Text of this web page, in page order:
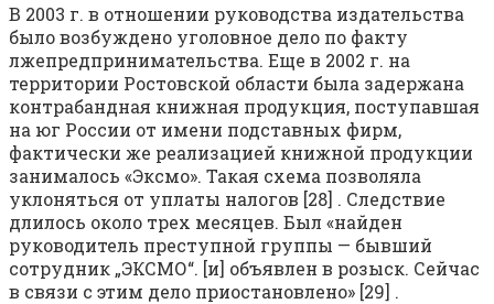
В 2003 г. в отношении руководства издательства
было возбуждено уголовное дело по факту
лжепредпринимательства. Еще в 2002 г. на
территории Ростовской области была задержана
контрабандная книжная продукция, поступавшая
на юг России от имени подставных фирм,
фактически же реализацией книжной продукции
занималось «Эксмо». Такая схема позволяла
уклоняться от уплаты налогов [28] . Следствие
длилось около трех месяцев. Был «найден
руководитель преступной группы — бывший
сотрудник „ЭКСМО“. [и] объявлен в розыск. Сейчас
в связи с этим дело приостановлено» [29] .